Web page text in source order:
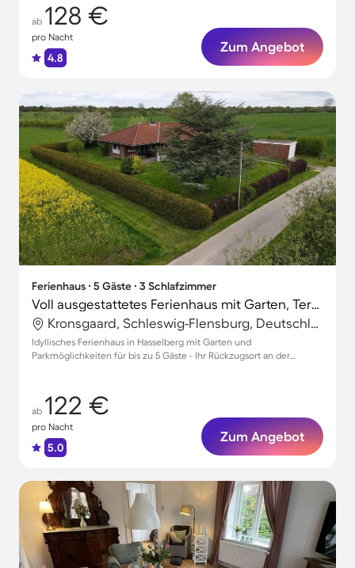
ab 128 €
pro Nacht
4.8
Zum Angebot
Ferienhaus ∙ 5 Gäste ∙ 3 Schlafzimmer
Voll ausgestattetes Ferienhaus mit Garten, Terrasse und Grill
Kronsgaard, Schleswig-Flensburg, Deutschland
Idyllisches Ferienhaus in Hasselberg mit Garten und
Parkmöglichkeiten für bis zu 5 Gäste - Ihr Rückzugsort an der
ab 122 €
pro Nacht
5.0
Zum Angebot